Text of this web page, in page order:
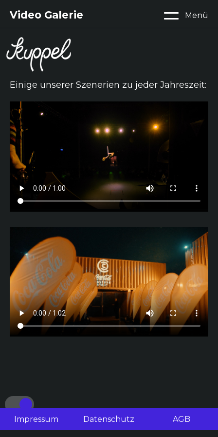
Menü
Video Galerie
Einige unserer Szenerien zu jeder Jahreszeit:
Impressum Datenschutz AGB
Light mode